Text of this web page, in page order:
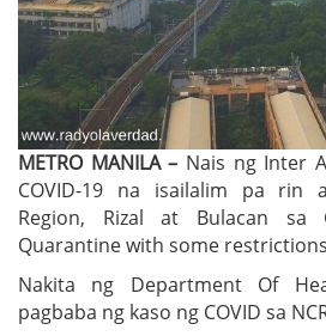
METRO MANILA – Nais ng Inter
COVID-19 na isailalim pa rin
Region, Rizal at Bulacan sa
Quarantine with some
Nakita ng Department Of
pagbaba ng kaso ng COVID sa